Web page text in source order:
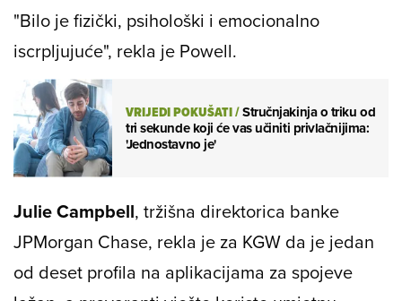
"Bilo je fizički, psihološki i emocionalno
iscrpljujuće", rekla je Powell.
VRIJEDI POKUŠATI/Stručnjakinja o triku od
tri sekunde koji će vas učiniti privlačnijima:
'Jednostavno je'
Julie Campbell, tržišna direktorica banke
JPMorgan Chase, rekla je za KGW da je jedan
od deset profila na aplikacijama za spojeve